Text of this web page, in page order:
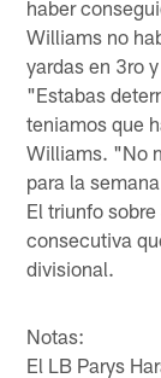
haber
Williams no
yardas en 3ro
"Estabas
teniamos que
Williams. "No
para la
El triunfo
consecutiva
divisional.
Notas:
El LB Parys